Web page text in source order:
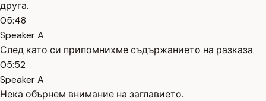
друга.
05:48
Speaker A
След като си припомнихме съдържанието на разказа.
05:52
Speaker A
Нека обърнем внимание на заглавието.